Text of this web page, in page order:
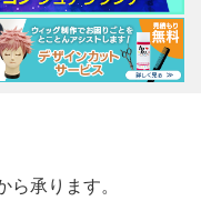
ら承ります。